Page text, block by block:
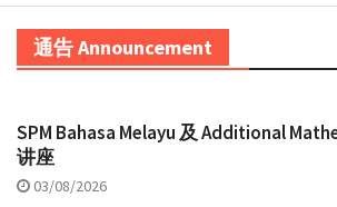
通告 Announcement
SPM Bahasa Melayu 及 Additional
讲座
03/08/2026